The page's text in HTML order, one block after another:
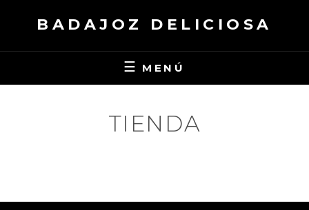
BADAJOZ DELICIOSA
MENÚ
TIENDA